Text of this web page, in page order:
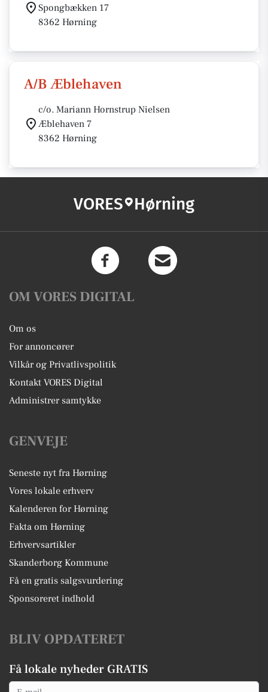
Spongbækken 17
8362 Hørning
A/B Æblehaven
c/o. Mariann Hornstrup Nielsen
Æblehaven 7
8362 Hørning
VORES Hørning
OM VORES DIGITAL
Om os
For annoncører
Vilkår og Privatlivspolitik
Kontakt VORES Digital
Administrer samtykke
GENVEJE
Seneste nyt fra Hørning
Vores lokale erhverv
Kalenderen for Hørning
Fakta om Hørning
Erhvervsartikler
Skanderborg Kommune
Få en gratis salgsvurdering
Sponsoreret indhold
BLIV OPDATERET
Få lokale nyheder GRATIS
Email